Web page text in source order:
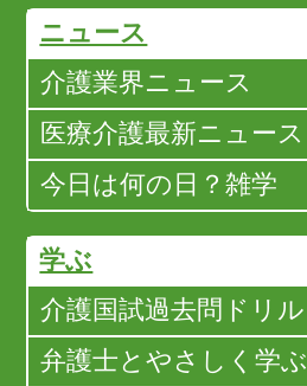
ニュース
介護業界ニュース
医療介護最新ニュース
今日は何の日？雑学
学ぶ
介護国試過去問ドリル
弁護士とやさしく学